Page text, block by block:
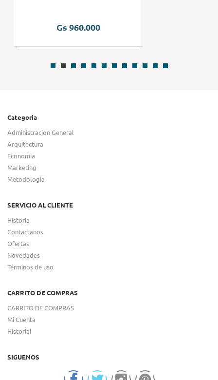
Gs 960.000
Categoria
Administracion General
Arquitectura
Economia
Marketing
Metodologia
SERVICIO AL CLIENTE
Historia
Contactanos
Ofertas
Novedades
Términos de uso
CARRITO DE COMPRAS
CARRITO DE COMPRAS
Mi Cuenta
Historial
SIGUENOS